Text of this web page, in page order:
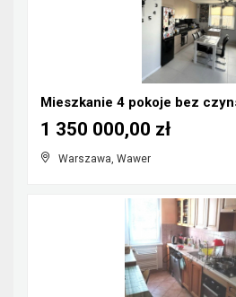
Warszawa, Wawer
1 350 000,00 zł